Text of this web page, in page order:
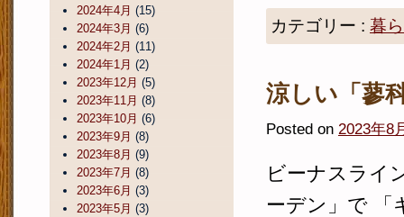
カテゴリー : 暮
涼しい「蓼
Posted on 2023年8
ビーナスライ
ーデン」で 「
2024年4月 (15)
2024年3月 (6)
2024年2月 (11)
2024年1月 (2)
2023年12月 (5)
2023年11月 (8)
2023年10月 (6)
2023年9月 (8)
2023年8月 (9)
2023年7月 (8)
2023年6月 (3)
2023年5月 (3)